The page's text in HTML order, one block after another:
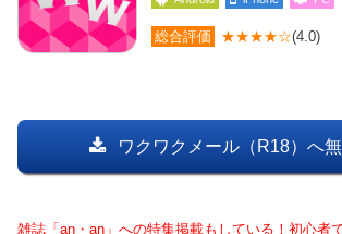
総合評価 ★★★★☆(4.0)
ワクワクメール（R18）へ
雑誌「an・an」への特集掲載もしている！初心者